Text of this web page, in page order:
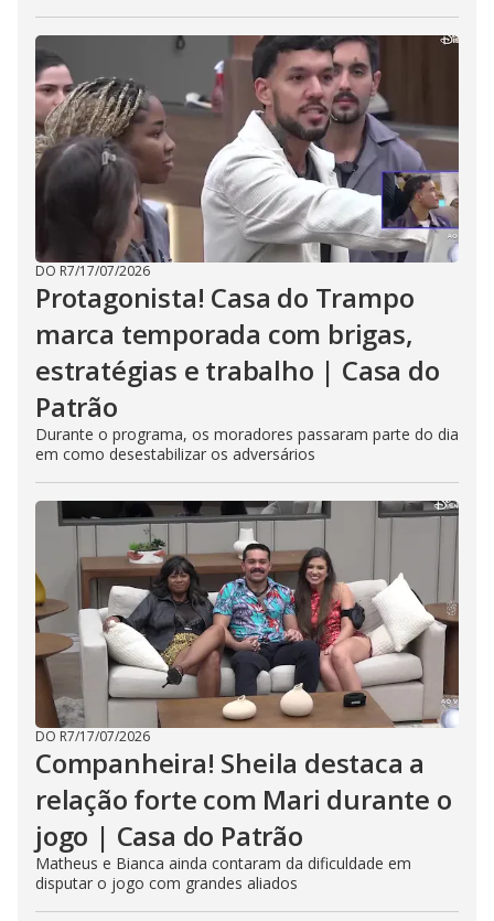
DO R7/17/07/2026
Protagonista! Casa do Trampo
marca temporada com brigas,
estratégias e trabalho | Casa do
Patrão
Durante o programa, os moradores passaram parte do dia
em como desestabilizar os adversários
DO R7/17/07/2026
Companheira! Sheila destaca a
relação forte com Mari durante o
jogo | Casa do Patrão
Matheus e Bianca ainda contaram da dificuldade em
disputar o jogo com grandes aliados